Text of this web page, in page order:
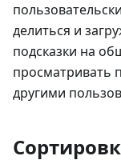
делиться и
подсказки на
просматривать
другими